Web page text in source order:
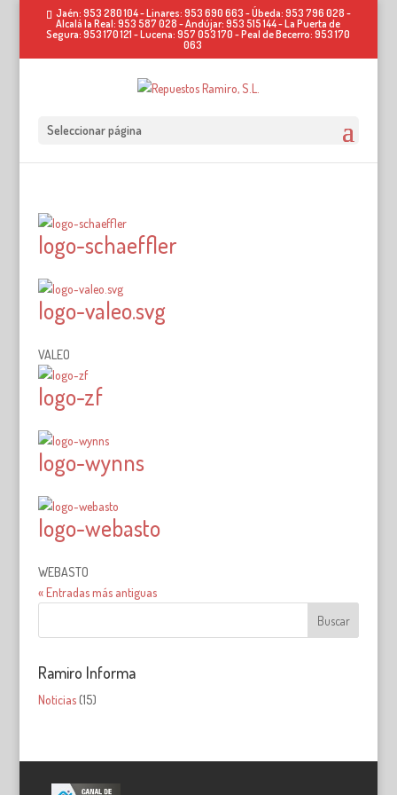
Jaén: 953 280 104 - Linares: 953 690 663 - Úbeda: 953 796 028 -
Alcalá la Real: 953 587 028 - Andújar: 953 515 144 - La Puerta de
Segura: 953 170 121 - Lucena: 957 053 170 - Peal de Becerro: 953 170
063
Seleccionar página
logo-schaeffler
logo-valeo.svg
VALEO
logo-zf
logo-wynns
logo-webasto
WEBASTO
« Entradas más antiguas
Ramiro Informa
Noticias(15)